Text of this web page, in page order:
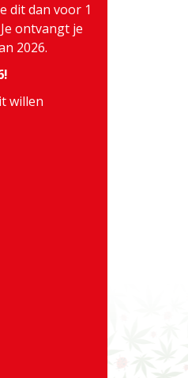
dit dan voor 1
ontvangt je
2026.
willen